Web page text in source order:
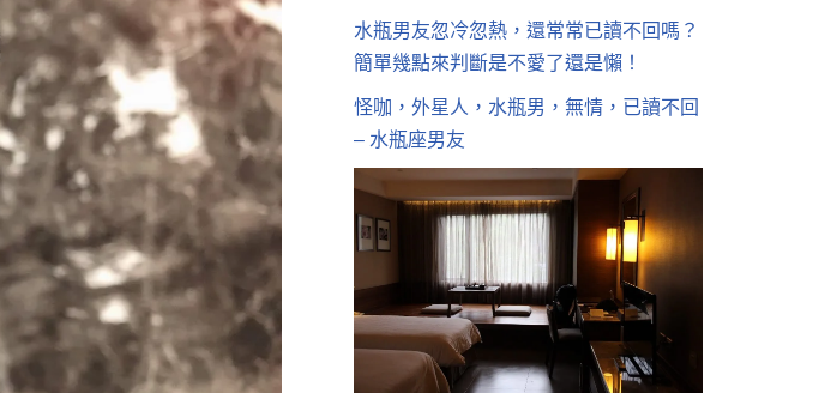
水瓶男友忽冷忽熱，還常常已讀不回嗎？
簡單幾點來判斷是不愛了還是懶！
怪咖，外星人，水瓶男，無情，已讀不回
– 水瓶座男友